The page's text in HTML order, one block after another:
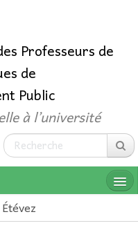
Professeurs de
de
Public
à l’université